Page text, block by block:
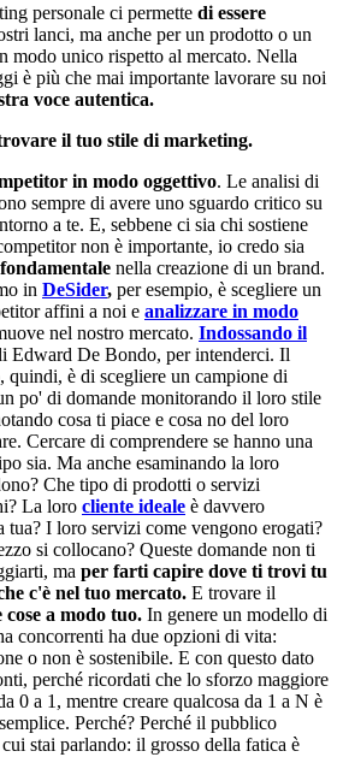
personale ci permette di essere
lanci, ma anche per un prodotto o un
modo unico rispetto al mercato. Nella
è più che mai importante lavorare su noi
voce autentica.
il tuo stile di marketing.
in modo oggettivo. Le analisi di
sempre di avere uno sguardo critico su
a te. E, sebbene ci sia chi sostiene
non è importante, io credo sia
nella creazione di un brand.
in DeSider, per esempio, è scegliere un
affini a noi e analizzare in modo
nel nostro mercato. Indossando il
Edward De Bondo, per intenderci. Il
quindi, è di scegliere un campione di
po' di domande monitorando il loro stile
cosa ti piace e cosa no del loro
Cercare di comprendere se hanno una
sia. Ma anche esaminando la loro
Che tipo di prodotti o servizi
La loro cliente ideale è davvero
tua? I loro servizi come vengono erogati?
si collocano? Queste domande non ti
ma per farti capire dove ti trovi tu
c'è nel tuo mercato. E trovare il
cose a modo tuo. In genere un modello di
concorrenti ha due opzioni di vita:
o non è sostenibile. E con questo dato
perché ricordati che lo sforzo maggiore
0 a 1, mentre creare qualcosa da 1 a N è
Perché? Perché il pubblico
stai parlando: il grosso della fatica è